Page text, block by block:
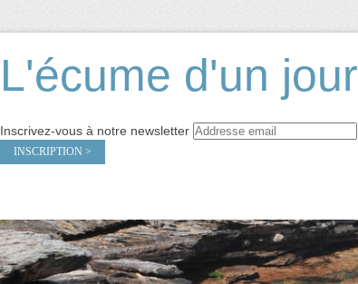
L'écume d'un jour
Inscrivez-vous à notre newsletter